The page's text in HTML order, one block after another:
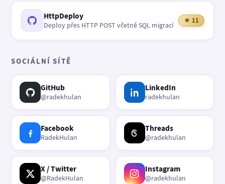
HttpDeploy
Deploy přes HTTP POST včetně SQL migrací
★ 11
SOCIÁLNÍ SÍTĚ
GitHub
@radekhulan
LinkedIn
radekhulan
Facebook
RadekHulan
Threads
@radekhulan
X / Twitter
@RadekHulan
Instagram
@radekhulan